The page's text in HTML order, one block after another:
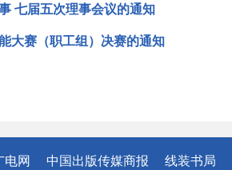
七届五次理事会议的通知
大赛（职工组）决赛的通知
电网 中国出版传媒商报 线装书局